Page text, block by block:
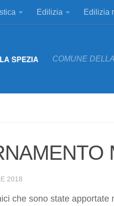
Edilizia Edilizia
COMUNE
2018
che sono state